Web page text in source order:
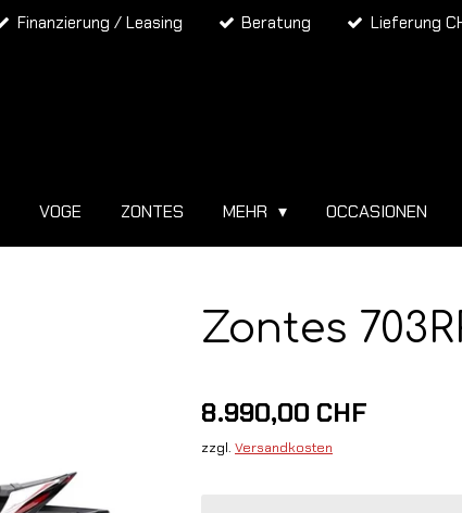
Finanzierung / Leasing Beratung Lieferung
VOGE ZONTES MEHR OCCASIONEN
Zontes
8.990,00 CHF
zzgl. Versandkosten